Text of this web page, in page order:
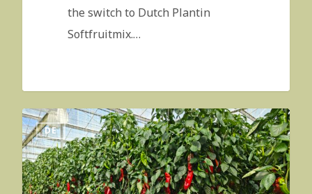
the switch to Dutch Plantin
Softfruitmix.…
DE